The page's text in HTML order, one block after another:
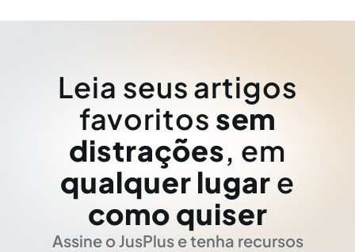
Leia seus artigos
favoritos sem
distrações, em
qualquer lugar e
como quiser
Assine o JusPlus e tenha recursos